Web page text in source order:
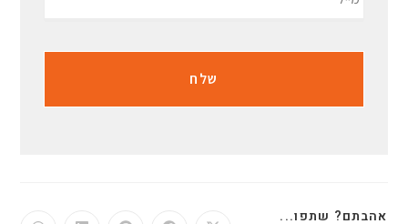
אהבתם? שתפו...